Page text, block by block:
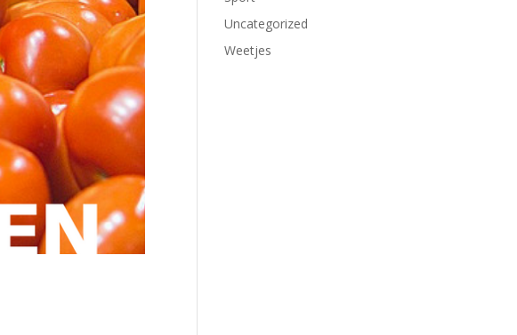
Uncategorized
Weetjes